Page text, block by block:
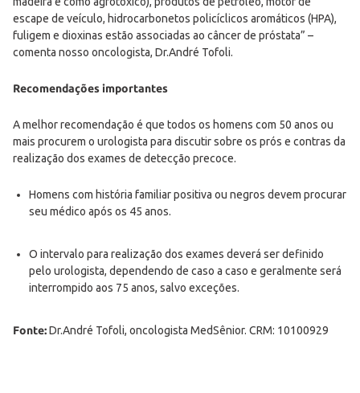
escape de veículo, hidrocarbonetos policíclicos aromáticos (HPA),
fuligem e dioxinas estão associadas ao câncer de próstata” –
comenta nosso oncologista, Dr.André Tofoli.
Recomendações importantes
A melhor recomendação é que todos os homens com 50 anos ou
mais procurem o urologista para discutir sobre os prós e contras da
realização dos exames de detecção precoce.
Homens com história familiar positiva ou negros devem procurar
seu médico após os 45 anos.
O intervalo para realização dos exames deverá ser definido
pelo urologista, dependendo de caso a caso e geralmente será
interrompido aos 75 anos, salvo exceções.
Fonte:Dr.André Tofoli, oncologista MedSênior. CRM: 10100929